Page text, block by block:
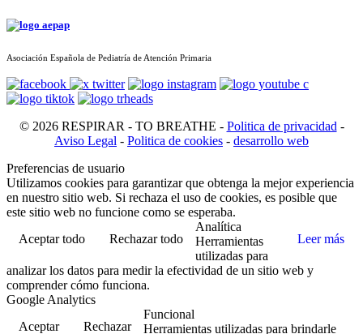
Asociación Española de Pediatría de Atención Primaria
© 2026 RESPIRAR - TO BREATHE - Politica de privacidad -
Aviso Legal - Politica de cookies - desarrollo web
Preferencias de usuario
Utilizamos cookies para garantizar que obtenga la mejor experiencia
en nuestro sitio web. Si rechaza el uso de cookies, es posible que
este sitio web no funcione como se esperaba.
Aceptar todo
Rechazar todo Leer más
Analítica
Herramientas
utilizadas para
analizar los datos para medir la efectividad de un sitio web y
comprender cómo funciona.
Google Analytics
Aceptar
Rechazar
Funcional
Herramientas utilizadas para brindarle